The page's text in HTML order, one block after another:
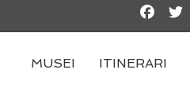
MUSEI ITINERARI